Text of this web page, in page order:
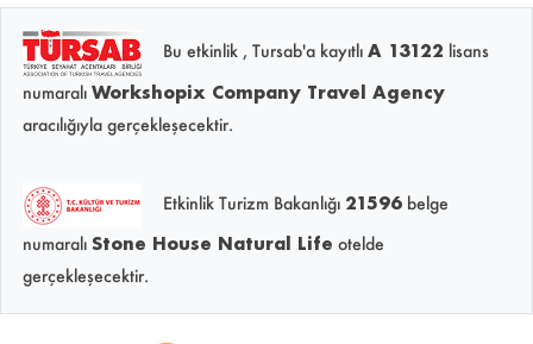
Bu etkinlik , Tursab'a kayıtlıA 13122 lisans
numaralı Workshopix Company Travel Agency
aracılığıyla gerçekleşecektir.
Etkinlik Turizm Bakanlığı 21596 belge
numaralı Stone House Natural Life otelde
gerçekleşecektir.